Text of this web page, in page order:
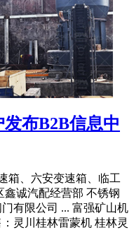
发布B2B信息中
箱、六安变速箱、临工
鑫诚汽配经营部 不锈钢
有限公司 ... 富强矿山机
灵川桂林雷蒙机 桂林灵